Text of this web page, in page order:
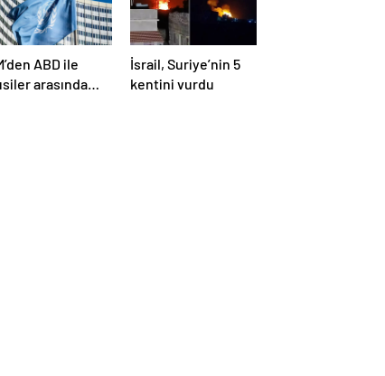
ABD ile
arasında
İsrail, Suriye’nin 5
kentini vurdu